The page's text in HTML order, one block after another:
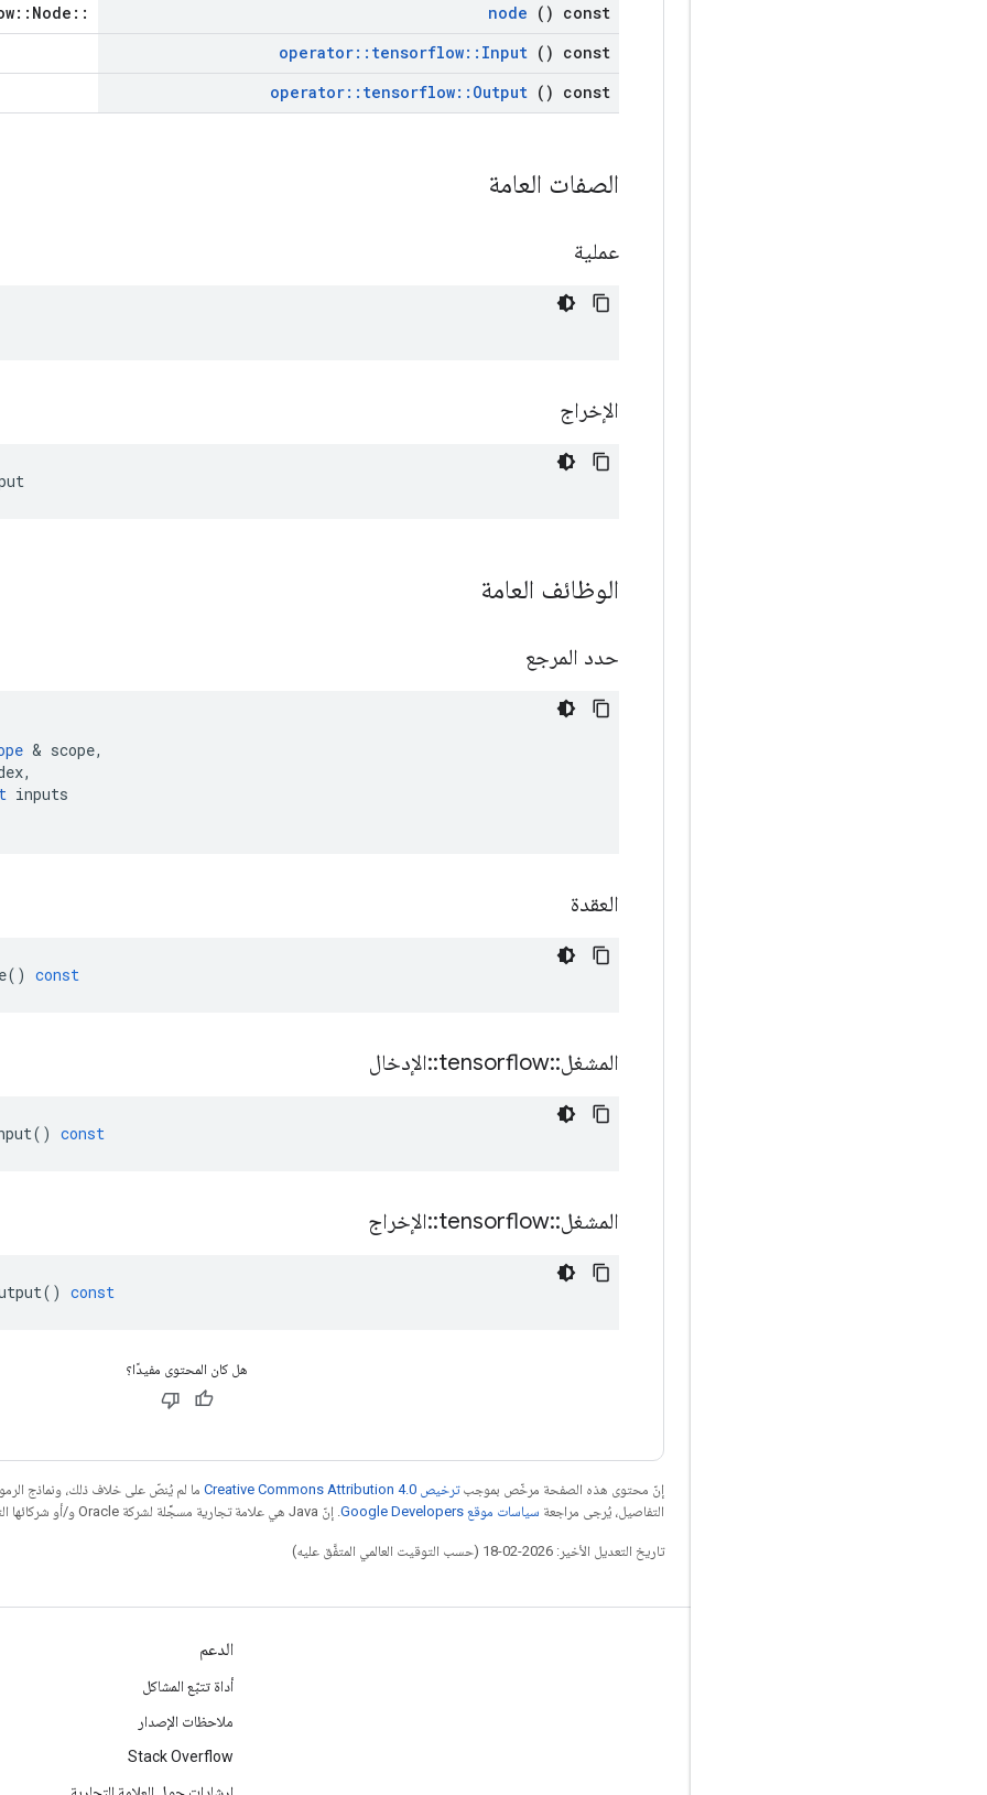
node () const
::tensorflow::Node *
operator:: tensorflow:: Input () const
operator:: tensorflow:: Output () const
الصفات العامة
عملية
الإخراج
الوظائف العامة
حدد المرجع
& scope,
,
inputs
العقدة
() const
المشغل::
tensorflow
::الإدخال
() const
المشغل::
tensorflow
::الإخراج
() const
هل كان المحتوى مفيدًا؟
إنّ محتوى هذه الصفحة مرخّص بموجبترخيص Creative Commons Attribution 4.0‏
ما لم يُنصّ على خلاف ذلك، ونماذج
التفاصيل، يُرجى مراجعة سياسات موقع Google Developers‏ . إنّ Java هي علامة تجارية مسجَّلة لشركة Oracle و/أو شركائها التابعين.
تاريخ التعديل الأخير: 2026-02-18 (حسب التوقيت العالمي المتفَّق عليه)
الدعم
أداة تتبّع المشاكل
ملاحظات الإصدار
Stack Overflow